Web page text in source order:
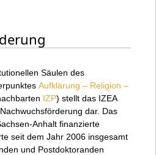
Säulen des
Aufklärung – Religion –
IZP) stellt das IZEA
dar. Das
Anhalt finanzierte
seit dem Jahr 2006 insgesamt
und Postdoktoranden